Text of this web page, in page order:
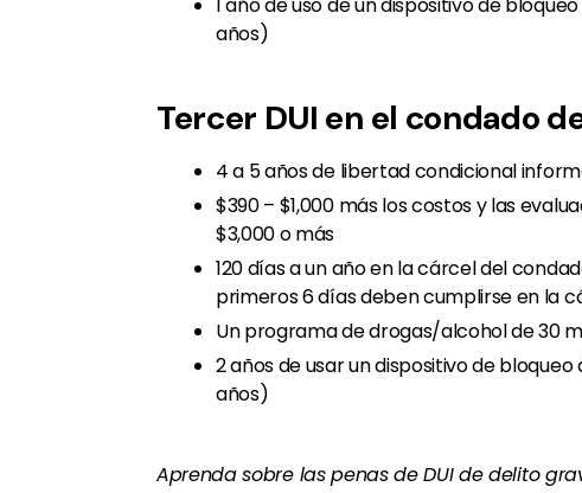
años)
Tercer DUI en el condado
4 a 5 años de libertad condicional
$390 – $1,000 más los costos y las
$3,000 o más
120 días a un año en la cárcel del
primeros 6 días deben cumplirse en la
Un programa de drogas/alcohol de 30
2 años de usar un dispositivo de
años)
Aprenda sobre las penas de DUI de delito